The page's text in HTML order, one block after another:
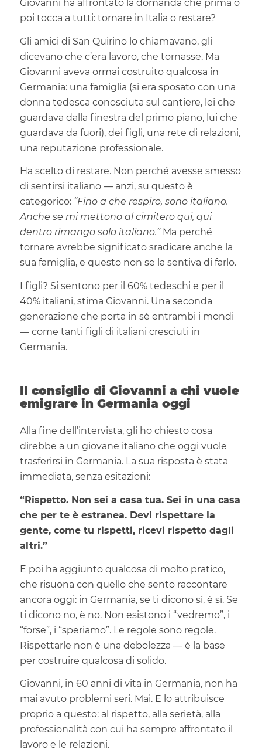
Giovanni ha affrontato la domanda che prima o
poi tocca a tutti: tornare in Italia o restare?
Gli amici di San Quirino lo chiamavano, gli
dicevano che c’era lavoro, che tornasse. Ma
Giovanni aveva ormai costruito qualcosa in
Germania: una famiglia (si era sposato con una
donna tedesca conosciuta sul cantiere, lei che
guardava dalla finestra del primo piano, lui che
guardava da fuori), dei figli, una rete di relazioni,
una reputazione professionale.
Ha scelto di restare. Non perché avesse smesso
di sentirsi italiano — anzi, su questo è
categorico: “Fino a che respiro, sono italiano.
Anche se mi mettono al cimitero qui, qui
dentro rimango solo italiano.”Ma perché
tornare avrebbe significato sradicare anche la
sua famiglia, e questo non se la sentiva di farlo.
I figli? Si sentono per il 60% tedeschi e per il
40% italiani, stima Giovanni. Una seconda
generazione che porta in sé entrambi i mondi
— come tanti figli di italiani cresciuti in
Germania.
Il consiglio di Giovanni a chi vuole
emigrare in Germania oggi
Alla fine dell’intervista, gli ho chiesto cosa
direbbe a un giovane italiano che oggi vuole
trasferirsi in Germania. La sua risposta è stata
immediata, senza esitazioni:
“Rispetto. Non sei a casa tua. Sei in una casa
che per te è estranea. Devi rispettare la
gente, come tu rispetti, ricevi rispetto dagli
altri.”
E poi ha aggiunto qualcosa di molto pratico,
che risuona con quello che sento raccontare
ancora oggi: in Germania, se ti dicono sì, è sì. Se
ti dicono no, è no. Non esistono i “vedremo”, i
“forse”, i “speriamo”. Le regole sono regole.
Rispettarle non è una debolezza — è la base
per costruire qualcosa di solido.
Giovanni, in 60 anni di vita in Germania, non ha
mai avuto problemi seri. Mai. E lo attribuisce
proprio a questo: al rispetto, alla serietà, alla
professionalità con cui ha sempre affrontato il
lavoro e le relazioni.